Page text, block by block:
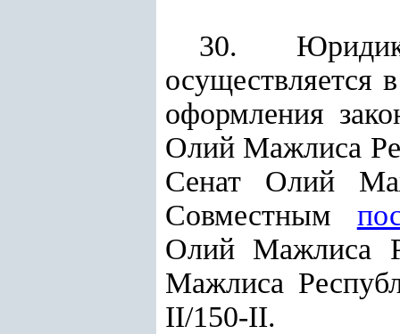
30.
осуществляется
оформления
Олий Мажлиса
Сенат Олий
Совместным
Олий Мажлиса
Мажлиса
II/150-II.